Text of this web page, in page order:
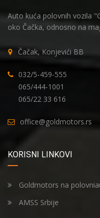
Auto kuća polovnih vozila
oko Čačka, odnosno na
Čačak, Konjevići BB
032/5-459-555
065/444-1001
065/22 33 616
office@goldmotors.rs
KORISNI LINKOVI
Goldmotors na
AMSS Srbije